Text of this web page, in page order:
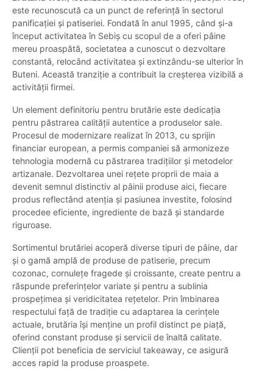
este recunoscută ca un punct de referință în sectorul
panificației și patiseriei. Fondată în anul 1995, când și-a
început activitatea în Sebiș cu scopul de a oferi pâine
mereu proaspătă, societatea a cunoscut o dezvoltare
constantă, relocând activitatea și extinzându-se ulterior în
Buteni. Această tranziție a contribuit la creșterea vizibilă a
activității firmei.
Un element definitoriu pentru brutărie este dedicația
pentru păstrarea calității autentice a produselor sale.
Procesul de modernizare realizat în 2013, cu sprijin
financiar european, a permis companiei să armonizeze
tehnologia modernă cu păstrarea tradițiilor și metodelor
artizanale. Dezvoltarea unei rețete proprii de maia a
devenit semnul distinctiv al pâinii produse aici, fiecare
produs reflectând atenția și pasiunea investite, folosind
procedee eficiente, ingrediente de bază și standarde
riguroase.
Sortimentul brutăriei acoperă diverse tipuri de pâine, dar
și o gamă amplă de produse de patiserie, precum
cozonac, cornulețe fragede și croissante, create pentru a
răspunde preferințelor variate și pentru a sublinia
prospețimea și veridicitatea rețetelor. Prin îmbinarea
respectului față de tradiție cu adaptarea la cerințele
actuale, brutăria își menține un profil distinct pe piață,
oferind constant produse și servicii de înaltă calitate.
Clienții pot beneficia de serviciul takeaway, ce asigură
acces rapid la produse proaspete.